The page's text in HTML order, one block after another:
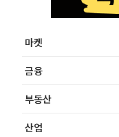
마켓
금융
부동산
산업